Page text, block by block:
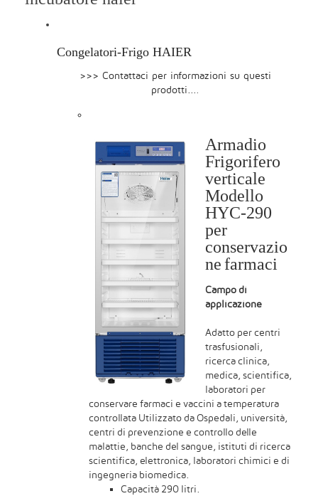
Congelatori-Frigo HAIER
>>> Contattaci per informazioni su questi
prodotti....
Armadio
Frigorifero
verticale
Modello
HYC-290
per
conservazio
ne farmaci
Campo di
applicazione
Adatto per centri
trasfusionali,
ricerca clinica,
medica, scientifica,
laboratori per
conservare farmaci e vaccini a temperatura
controllata Utilizzato da Ospedali, università,
centri di prevenzione e controllo delle
malattie, banche del sangue, istituti di ricerca
scientifica, elettronica, laboratori chimici e di
ingegneria biomedica.
Capacità 290 litri.